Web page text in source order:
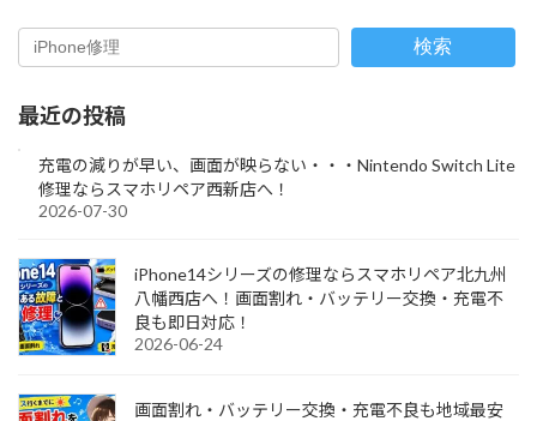
検索
最近の投稿
充電の減りが早い、画面が映らない・・・Nintendo Switch Lite
修理ならスマホリペア西新店へ！
2026-07-30
iPhone14シリーズの修理ならスマホリペア北九州
八幡西店へ！画面割れ・バッテリー交換・充電不
良も即日対応！
2026-06-24
画面割れ・バッテリー交換・充電不良も地域最安